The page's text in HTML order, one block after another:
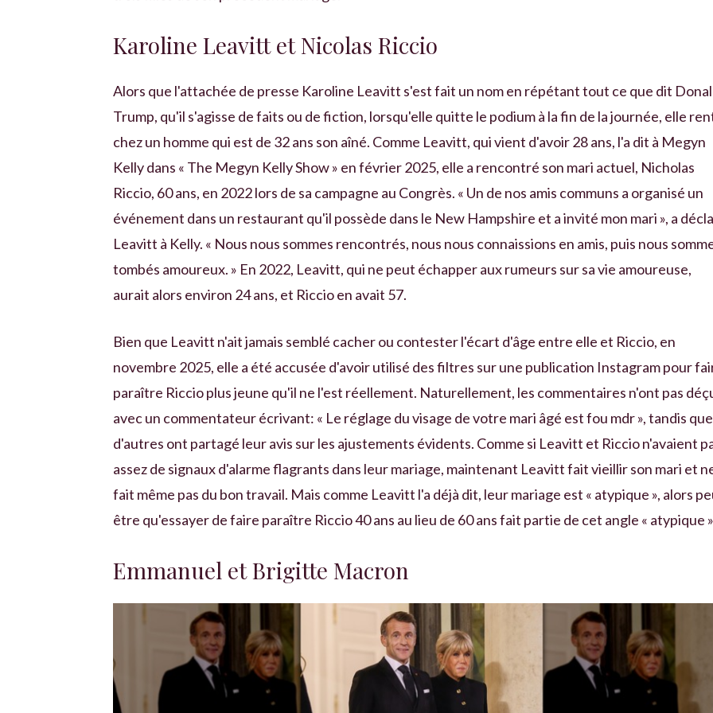
Karoline Leavitt et Nicolas Riccio
Alors que l'attachée de presse Karoline Leavitt s'est fait un nom en répétant tout ce que dit
Trump, qu'il s'agisse de faits ou de fiction, lorsqu'elle quitte le podium à la fin de la journée, elle
chez un homme qui est de 32 ans son aîné. Comme Leavitt, qui vient d'avoir 28 ans, l'a dit à Megyn
Kelly dans « The Megyn Kelly Show » en février 2025, elle a rencontré son mari actuel, Nicholas
Riccio, 60 ans, en 2022 lors de sa campagne au Congrès. « Un de nos amis communs a organisé un
événement dans un restaurant qu'il possède dans le New Hampshire et a invité mon mari », a
Leavitt à Kelly. « Nous nous sommes rencontrés, nous nous connaissions en amis, puis nous
tombés amoureux. » En 2022, Leavitt, qui ne peut échapper aux rumeurs sur sa vie amoureuse,
aurait alors environ 24 ans, et Riccio en avait 57.
Bien que Leavitt n'ait jamais semblé cacher ou contester l'écart d'âge entre elle et Riccio, en
novembre 2025, elle a été accusée d'avoir utilisé des filtres sur une publication Instagram pour
paraître Riccio plus jeune qu'il ne l'est réellement. Naturellement, les commentaires n'ont pas
avec un commentateur écrivant: « Le réglage du visage de votre mari âgé est fou mdr », tandis que
d'autres ont partagé leur avis sur les ajustements évidents. Comme si Leavitt et Riccio n'avaient
assez de signaux d'alarme flagrants dans leur mariage, maintenant Leavitt fait vieillir son mari et
fait même pas du bon travail. Mais comme Leavitt l'a déjà dit, leur mariage est « atypique », alors
être qu'essayer de faire paraître Riccio 40 ans au lieu de 60 ans fait partie de cet angle « atypique
Emmanuel et Brigitte Macron